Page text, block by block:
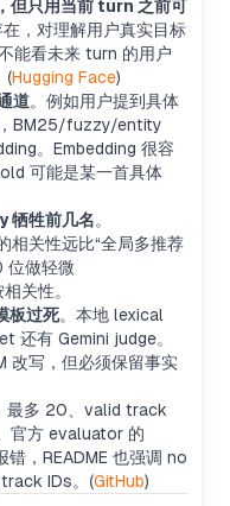
，但只用当前 turn 之前可
，对理解用户真实目标
能看未来 turn 的用户
(Hugging Face)
道。例如用户提到具体
BM25/fuzzy/entity
。Embedding 很容
可能是某一首具体
牲前几名。
关性远比“全局多推荐
位做轻微
关性。
板过死。本地 lexical
有 Gemini judge。
改写，但必须保留事实
最多 20、valid track
官方 evaluator 的
错，README 也强调 no
IDs。(GitHub)